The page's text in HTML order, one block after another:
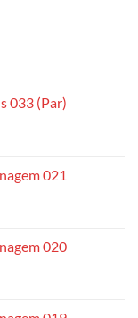
033 (Par)
021
020